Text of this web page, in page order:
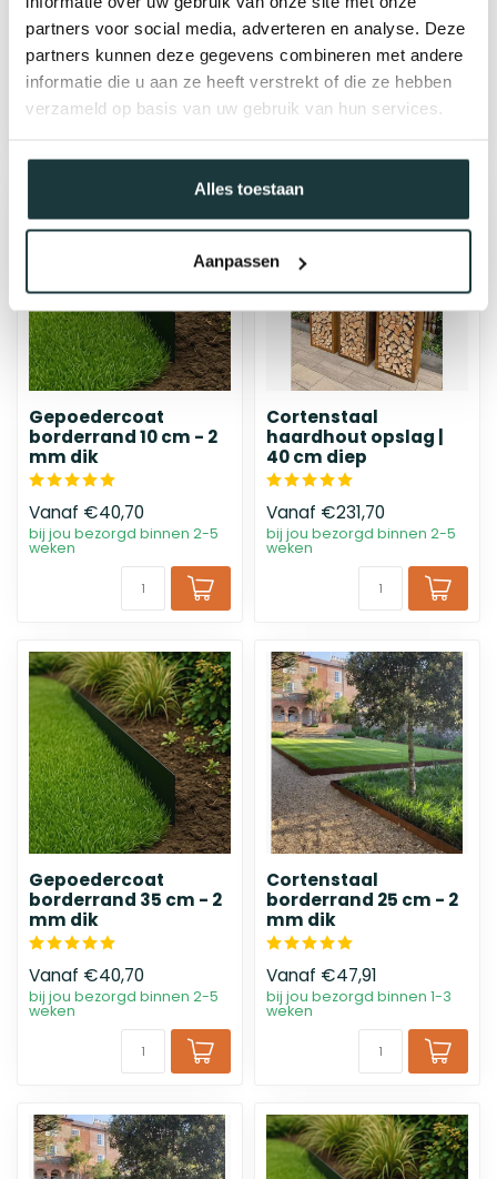
partners voor social media, adverteren en analyse. Deze
partners kunnen deze gegevens combineren met andere
informatie die u aan ze heeft verstrekt of die ze hebben
verzameld op basis van uw gebruik van hun services.
Alles toestaan
Aanpassen
€389,31
bij jou bezorgd binnen 7-10
weken
Vanaf€59,92
weken
Gepoedercoat
borderrand 10 cm - 2
mm dik
Vanaf €40,70
bij jou bezorgd binnen 2-5
weken
Cortenstaal
haardhout opslag |
40 cm diep
Vanaf €231,70
bij jou bezorgd binnen 2-5
weken
Gepoedercoat
borderrand 35 cm - 2
mm dik
Vanaf €40,70
bij jou bezorgd binnen 2-5
weken
Cortenstaal
borderrand 25 cm - 2
mm dik
Vanaf €47,91
bij jou bezorgd binnen 1-3
weken